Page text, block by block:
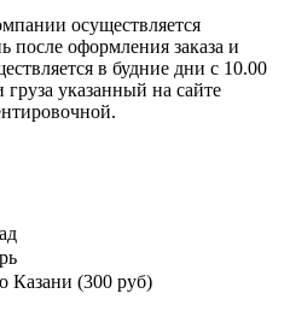
осуществляется
после оформления заказа и
в будние дни с 10.00
указанный на сайте
Казани (300 руб)